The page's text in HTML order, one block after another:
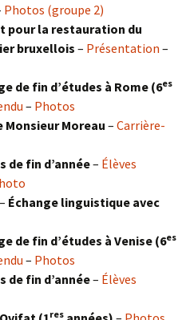
Photos (groupe 2)
pour la restauration du
bruxellois – Présentation –
de fin d’études à Rome (6es
– Photos
Monsieur Moreau – Carrière-
de fin d’année– Élèves
Échange linguistique avec
de fin d’études à Venise (6es
– Photos
de fin d’année– Élèves
res